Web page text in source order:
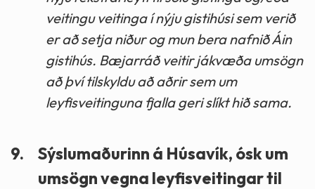
veitingu veitinga í nýju gistihúsi sem verið
er að setja niður og mun bera nafnið Áin
gistihús. Bæjarráð veitir jákvæða umsögn
að því tilskyldu að aðrir sem um
leyfisveitinguna fjalla geri slíkt hið sama.
9.
Sýslumaðurinn á Húsavík, ósk um
umsögn vegna leyfisveitingar til